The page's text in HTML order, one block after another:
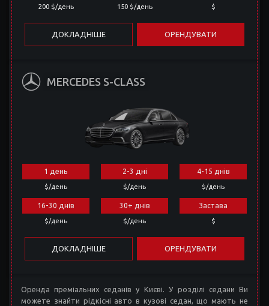
200 $/день 150 $/день $
ДОКЛАДНІШЕ ОРЕНДУВАТИ
MERCEDES S-CLASS
1 день
$/день
2-3 дні
$/день
4-15 днів
$/день
16-30 днів
$/день
30+ днів
$/день
Застава
$
ДОКЛАДНІШЕ ОРЕНДУВАТИ
Оренда преміальних седанів у Києві. У розділі седани Ви
можете знайти рідкісні авто в кузові седан, що мають не